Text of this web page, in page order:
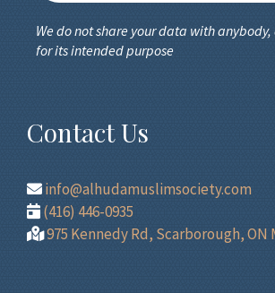
We do not share your data with
for its intended purpose
Contact Us
info@alhudamuslimsociety.com
(416) 446-0935
975 Kennedy Rd, Scarborough, ON